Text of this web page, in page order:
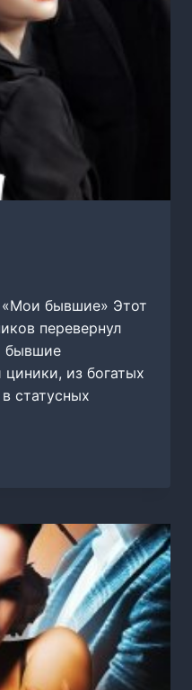
бывшие» Этот
перевернул
бывшие
из богатых
статусных